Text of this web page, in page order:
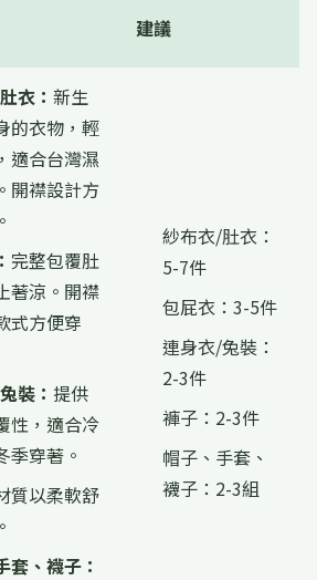
建議
衣： 新生
的衣物，輕
適合台灣濕
開襟設計方
完整包覆肚
著涼。開襟
式方便穿
裝： 提供
性，適合冷
季穿著。
質以柔軟舒
套、襪子：
紗布衣/肚衣：
5-7件
包屁衣：3-5件
連身衣/兔裝：
2-3件
褲子：2-3件
帽子、手套、
襪子：2-3組